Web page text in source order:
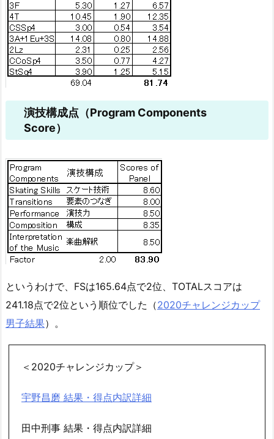
演技構成点（Program Components
Score）
というわけで、FSは165.64点で2位、TOTALスコアは
241.18点で2位という順位でした（2020チャレンジカップ
男子結果）。
＜2020チャレンジカップ＞
宇野昌磨 結果・得点内訳詳細
田中刑事 結果・得点内訳詳細